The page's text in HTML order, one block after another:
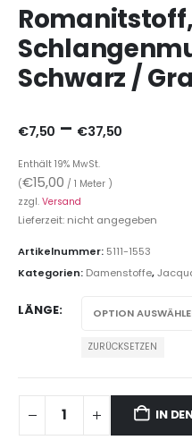
Romanitstoff,
Schwarz /
€7,50 – €37,50
Enthält 19% MwSt.
(€15,00 / 1 Meter )
zzgl. Versand
Lieferzeit: nicht angegeben
Artikelnummer: 5111-1553
Kategorien: Damenstoffe,
LÄNGE
ZURÜCKSETZEN
IN